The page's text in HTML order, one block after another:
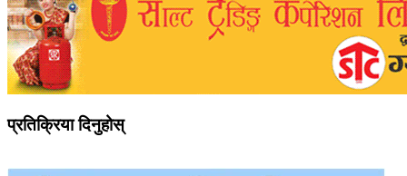
प्रतिक्रिया दिनुहोस्